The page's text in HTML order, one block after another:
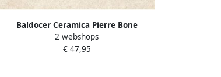
Baldocer Ceramica Pierre Bone
wandtegel 30x60cm 10mm
gerectificeerd Natuursteen look mat
2 webshops
€ 47,95